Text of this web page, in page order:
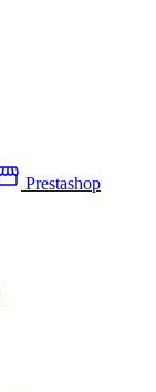
Prestashop